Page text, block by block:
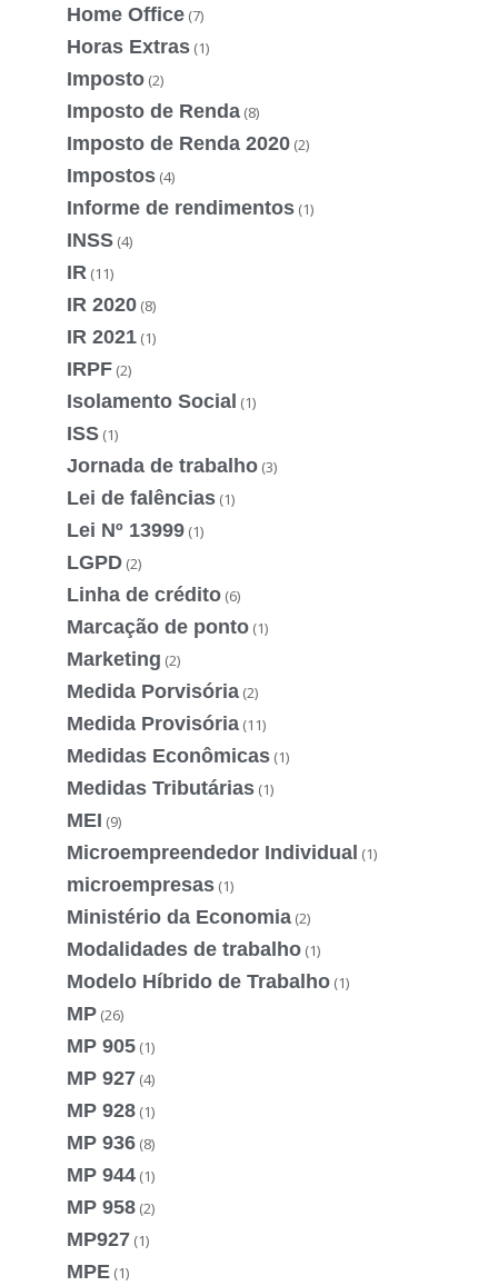
Home Office (7)
Horas Extras (1)
Imposto (2)
Imposto de Renda (8)
Imposto de Renda 2020 (2)
Impostos (4)
Informe de rendimentos (1)
INSS (4)
IR (11)
IR 2020 (8)
IR 2021 (1)
IRPF (2)
Isolamento Social (1)
ISS (1)
Jornada de trabalho (3)
Lei de falências (1)
Lei Nº 13999 (1)
LGPD (2)
Linha de crédito (6)
Marcação de ponto (1)
Marketing (2)
Medida Porvisória (2)
Medida Provisória (11)
Medidas Econômicas (1)
Medidas Tributárias (1)
MEI (9)
Microempreendedor Individual (1)
microempresas (1)
Ministério da Economia (2)
Modalidades de trabalho (1)
Modelo Híbrido de Trabalho (1)
MP (26)
MP 905 (1)
MP 927 (4)
MP 928 (1)
MP 936 (8)
MP 944 (1)
MP 958 (2)
MP927 (1)
MPE (1)